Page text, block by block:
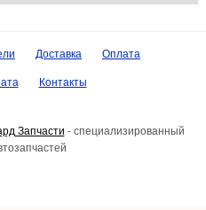
Доставка Оплата
Контакты
Запчасти - специализированный